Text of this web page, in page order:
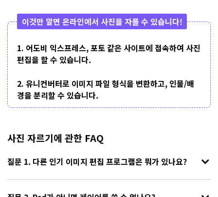
이것만 알면 온라인에서 사진을 자를 수 있습니다!
1. 어도비 익스프레스, 포토 같은 사이트에 접속하여 사진
편집을 할 수 있습니다.
2. 유니컨버터로 이미지 파일 형식을 변환하고, 인물/배
경을 분리할 수 있습니다.
사진 자르기에 관한 FAQ
질문 1. 다른 인기 이미지 편집 프로그램은 뭐가 있나요?